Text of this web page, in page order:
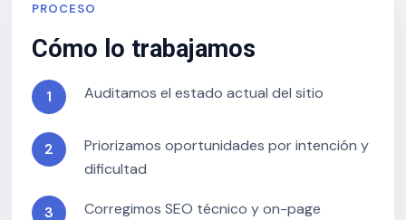
PROCESO
Cómo lo trabajamos
Auditamos el estado actual del sitio
Priorizamos oportunidades por intención y
dificultad
Corregimos SEO técnico y on-page